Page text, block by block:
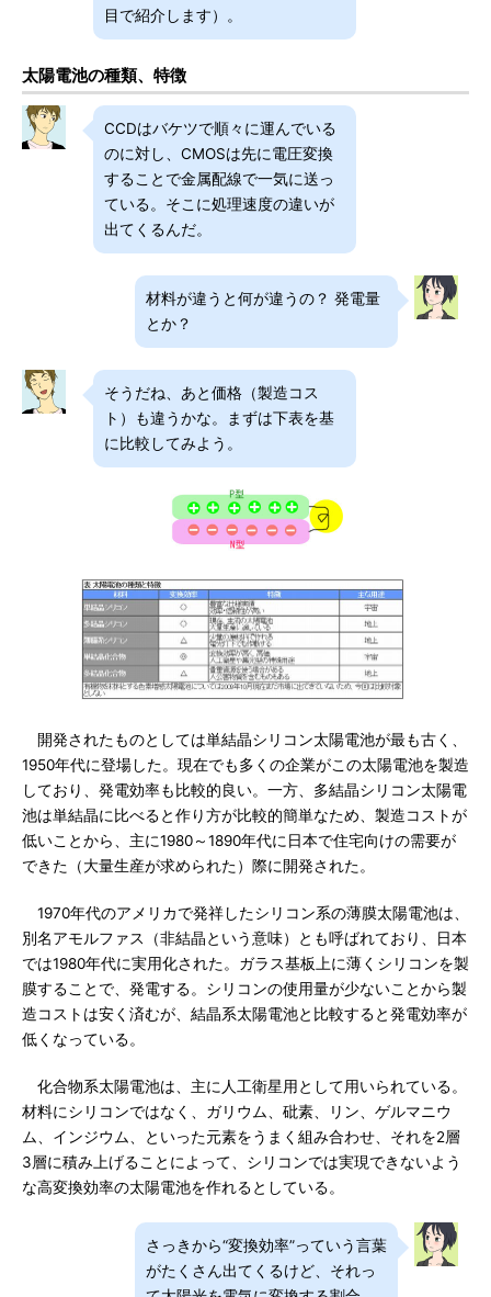
目で紹介します）。
太陽電池の種類、特徴
CCDはバケツで順々に運んでいる
のに対し、CMOSは先に電圧変換
することで金属配線で一気に送っ
ている。そこに処理速度の違いが
出てくるんだ。
材料が違うと何が違うの？ 発電量
とか？
そうだね、あと価格（製造コス
ト）も違うかな。まずは下表を基
に比較してみよう。
開発されたものとしては単結晶シリコン太陽電池が最も古く、
1950年代に登場した。現在でも多くの企業がこの太陽電池を製造
しており、発電効率も比較的良い。一方、多結晶シリコン太陽電
池は単結晶に比べると作り方が比較的簡単なため、製造コストが
低いことから、主に1980～1890年代に日本で住宅向けの需要が
できた（大量生産が求められた）際に開発された。
1970年代のアメリカで発祥したシリコン系の薄膜太陽電池は、
別名アモルファス（非結晶という意味）とも呼ばれており、日本
では1980年代に実用化された。ガラス基板上に薄くシリコンを製
膜することで、発電する。シリコンの使用量が少ないことから製
造コストは安く済むが、結晶系太陽電池と比較すると発電効率が
低くなっている。
化合物系太陽電池は、主に人工衛星用として用いられている。
材料にシリコンではなく、ガリウム、砒素、リン、ゲルマニウ
ム、インジウム、といった元素をうまく組み合わせ、それを2層
3層に積み上げることによって、シリコンでは実現できないよう
な高変換効率の太陽電池を作れるとしている。
さっきから“変換効率”っていう言葉
がたくさん出てくるけど、それっ